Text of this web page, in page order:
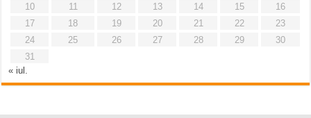
10
11 12 13 14 15
16
17
18 19 20 21 22
23
24
25 26 27 28 29
30
31
« iul.